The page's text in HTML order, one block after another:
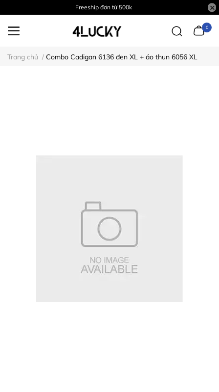
Freeship đơn từ 500k
0
Trang chủ / Combo Cadigan 6136 đen XL + áo thun 6056 XL